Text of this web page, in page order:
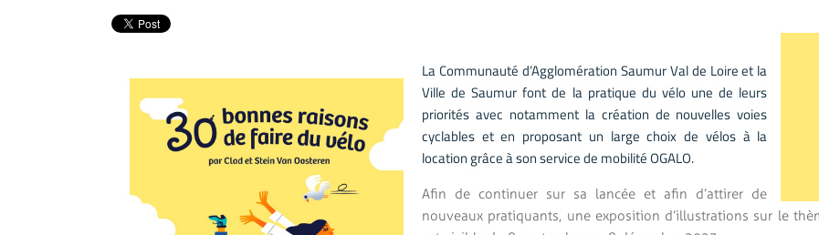
La Communauté d’Agglomération Saumur Val de Loire et la
Ville de Saumur font de la pratique du vélo une de leurs
priorités avec notamment la création de nouvelles voies
cyclables et en proposant un large choix de vélos à la
location grâce à son service de mobilité OGALO.
Afin de continuer sur sa lancée et afin d’attirer de
nouveaux pratiquants, une exposition d’illustrations sur le